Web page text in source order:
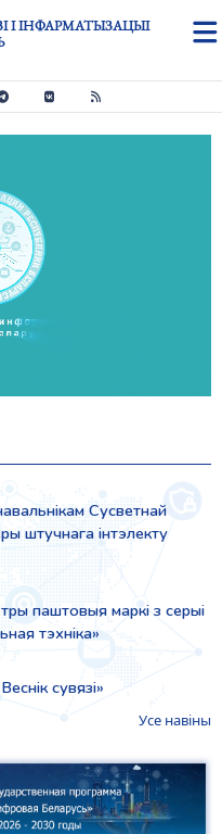
І ІНФАРМАТЫЗАЦЫІ
Сусветнай
штучнага інтэлекту
паштовыя маркі з серыі
тэхніка»
сувязi»
Усе навіны